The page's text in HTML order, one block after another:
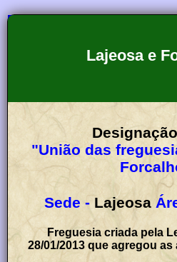
Lajeosa e
"União das
Sede - Lajeosa
Freguesia criada pela
28/01/2013 que agregou